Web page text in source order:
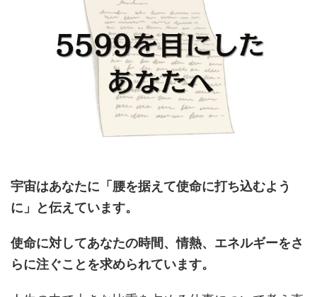
宇宙はあなたに「腰を据えて使命に打ち込むよう
に」と伝えています。
使命に対してあなたの時間、情熱、エネルギーをさ
らに注ぐことを求められています。